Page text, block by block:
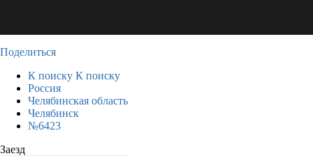
Поделиться
К поиску К поиску
Россия
Челябинская область
Челябинск
№6423
Заезд